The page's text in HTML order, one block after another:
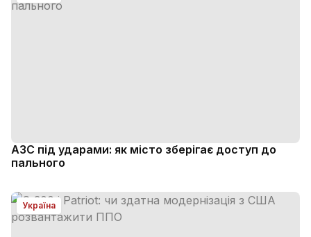
АЗС під ударами: як місто зберігає доступ до
пального
Україна